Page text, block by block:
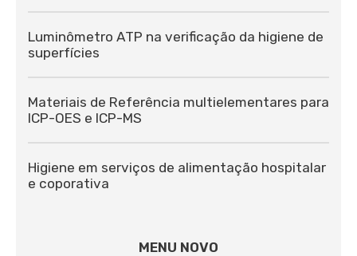
Luminômetro ATP na verificação da higiene de
superfícies
Materiais de Referência multielementares para
ICP-OES e ICP-MS
Higiene em serviços de alimentação hospitalar
e coporativa
MENU NOVO